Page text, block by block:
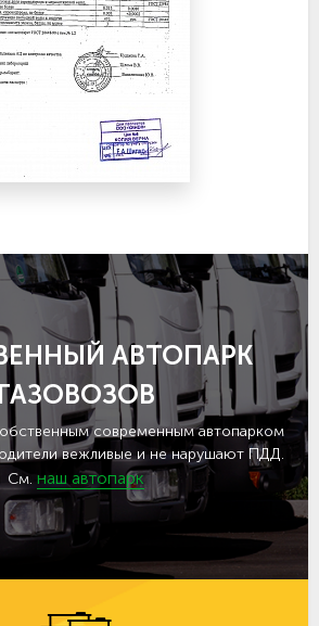
АВТОПАРК
ГАЗОВОЗОВ
современным автопарком
вежливые и не нарушают ПДД.
См. наш автопарк